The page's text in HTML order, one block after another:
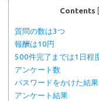
Contents [
質問の数は3つ
報酬は10円
500件完了までは1日程
アンケート数
パスワードをかけた結果
アンケート結果